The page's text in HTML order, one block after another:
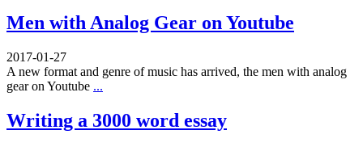
Men with Analog Gear on Youtube
2017-01-27
A new format and genre of music has arrived, the men with analog
gear on Youtube ...
Writing a 3000 word essay